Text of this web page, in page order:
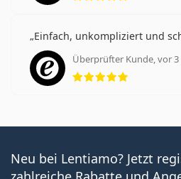
Einfach, unkompliziert und
Überprüfter Kunde, vor 3
Neu bei Lentiamo? Jetzt